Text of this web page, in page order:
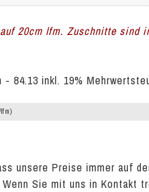
20cm lfm. Zuschnitte sind
84.13 inkl. 19%
unsere Preise immer auf
Sie mit uns in Kontakt